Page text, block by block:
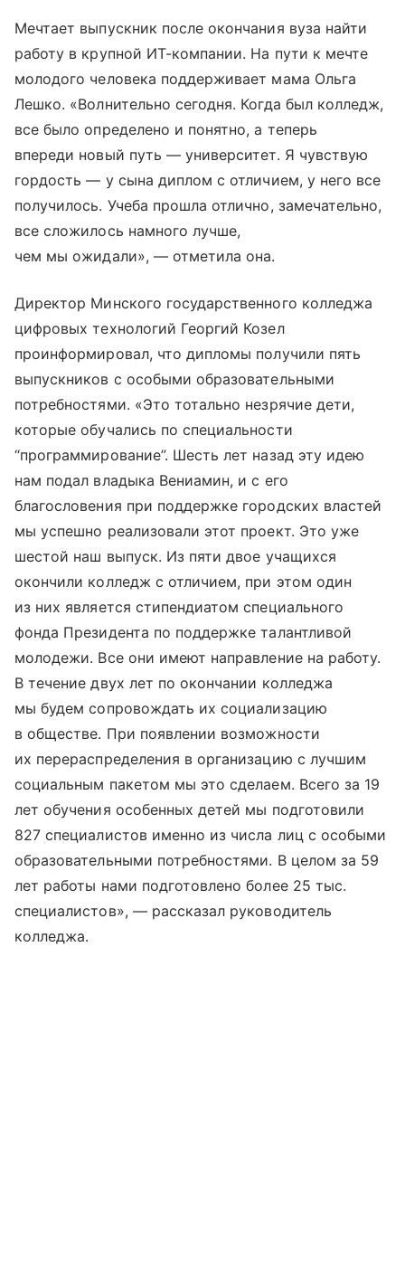
Мечтает выпускник после окончания вуза найти
работу в крупной ИТ-компании. На пути к мечте
молодого человека поддерживает мама Ольга
Лешко. «Волнительно сегодня. Когда был колледж,
все было определено и понятно, а теперь
впереди новый путь — университет. Я чувствую
гордость — у сына диплом с отличием, у него все
получилось. Учеба прошла отлично, замечательно,
все сложилось намного лучше,
чем мы ожидали», — отметила она.
Директор Минского государственного колледжа
цифровых технологий Георгий Козел
проинформировал, что дипломы получили пять
выпускников с особыми образовательными
потребностями. «Это тотально незрячие дети,
которые обучались по специальности
“программирование”. Шесть лет назад эту идею
нам подал владыка Вениамин, и с его
благословения при поддержке городских властей
мы успешно реализовали этот проект. Это уже
шестой наш выпуск. Из пяти двое учащихся
окончили колледж с отличием, при этом один
из них является стипендиатом специального
фонда Президента по поддержке талантливой
молодежи. Все они имеют направление на работу.
В течение двух лет по окончании колледжа
мы будем сопровождать их социализацию
в обществе. При появлении возможности
их перераспределения в организацию с лучшим
социальным пакетом мы это сделаем. Всего за 19
лет обучения особенных детей мы подготовили
827 специалистов именно из числа лиц с особыми
образовательными потребностями. В целом за 59
лет работы нами подготовлено более 25 тыс.
специалистов», — рассказал руководитель
колледжа.